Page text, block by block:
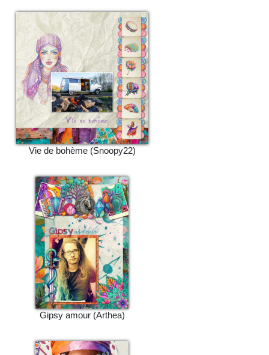
Vie de bohème (Snoopy22)
Gipsy amour (Arthea)